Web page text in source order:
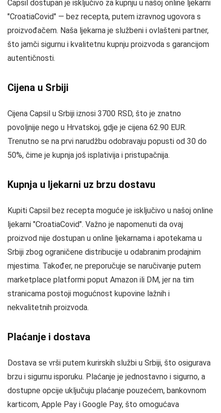
Capsil dostupan je isključivo za kupnju u našoj online ljekarni
"CroatiaCovid" — bez recepta, putem izravnog ugovora s
proizvođačem. Naša ljekarna je službeni i ovlašteni partner,
što jamči sigurnu i kvalitetnu kupnju proizvoda s garancijom
autentičnosti.
Cijena u Srbiji
Cijena Capsil u Srbiji iznosi 3700 RSD, što je znatno
povoljnije nego u Hrvatskoj, gdje je cijena 62.90 EUR.
Trenutno se na prvi narudžbu odobravaju popusti od 30 do
50%, čime je kupnja još isplativija i pristupačnija.
Kupnja u ljekarni uz brzu dostavu
Kupiti Capsil bez recepta moguće je isključivo u našoj online
ljekarni "CroatiaCovid". Važno je napomenuti da ovaj
proizvod nije dostupan u online ljekarnama i apotekama u
Srbiji zbog ograničene distribucije u odabranim prodajnim
mjestima. Također, ne preporučuje se naručivanje putem
marketplace platformi poput Amazon ili DM, jer na tim
stranicama postoji mogućnost kupovine lažnih i
nekvalitetnih proizvoda.
Plaćanje i dostava
Dostava se vrši putem kurirskih službi u Srbiji, što osigurava
brzu i sigurnu isporuku. Plaćanje je jednostavno i sigurno, a
dostupne opcije uključuju plaćanje pouzećem, bankovnom
karticom, Apple Pay i Google Pay, što omogućava